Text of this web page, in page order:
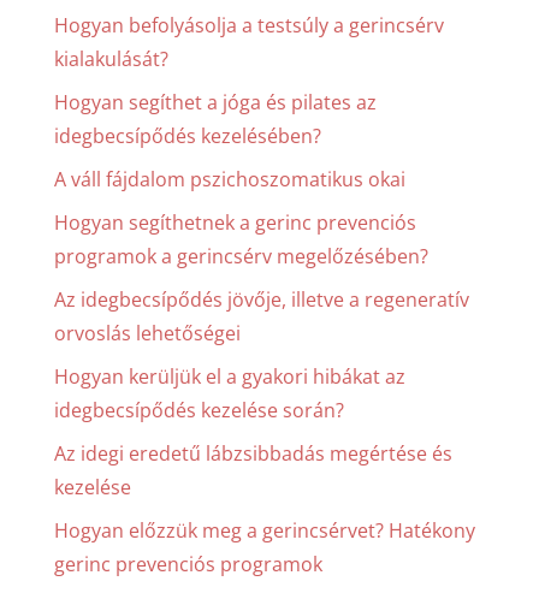
Hogyan befolyásolja a testsúly a gerincsérv
kialakulását?
Hogyan segíthet a jóga és pilates az
idegbecsípődés kezelésében?
A váll fájdalom pszichoszomatikus okai
Hogyan segíthetnek a gerinc prevenciós
programok a gerincsérv megelőzésében?
Az idegbecsípődés jövője, illetve a regeneratív
orvoslás lehetőségei
Hogyan kerüljük el a gyakori hibákat az
idegbecsípődés kezelése során?
Az idegi eredetű lábzsibbadás megértése és
kezelése
Hogyan előzzük meg a gerincsérvet? Hatékony
gerinc prevenciós programok